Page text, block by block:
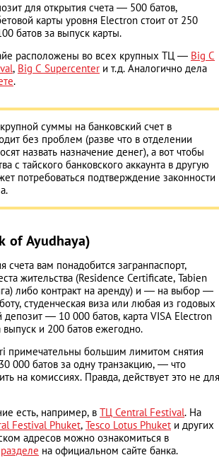
для открытия счета ― 500 батов,
карты уровня Еlectron стоит от 250
батов за выпуск карты.
расположены во всех крупных ТЦ ― Big C
, Big C Supercenter и т.д. Аналогично дела
.
суммы на банковский счет в
без проблем (разве что в отделении
назвать назначение денег), а вот чтобы
с тайского банковского аккаунта в другую
потребоваться подтверждение законности
of Ayudhaya)
счета вам понадобится загранпаспорт,
жительства (Residence Certificate, Tabien
либо контракт на аренду) и ― на выбор ―
студенческая виза или любая из годовых
― 10 000 батов, карта VISA Electron
выпуск и 200 батов ежегодно.
примечательны большим лимитом снятия
000 батов за одну транзакцию, ― что
на комиссиях. Правда, действует это не для
есть, например, в ТЦ Central Festival. На
Festival Phuket, Tesco Lotus Phuket и других
адресов можно ознакомиться в
разделе на официальном сайте банка.